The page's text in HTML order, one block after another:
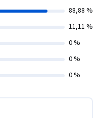
88,88 %
11,11 %
0 %
0 %
0 %